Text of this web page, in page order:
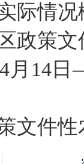
际情况
政策
月14
文件